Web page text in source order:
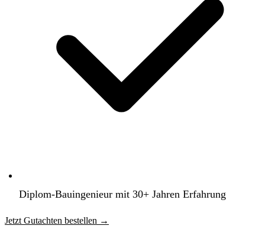
Diplom-Bauingenieur mit 30+ Jahren Erfahrung
Jetzt Gutachten bestellen →